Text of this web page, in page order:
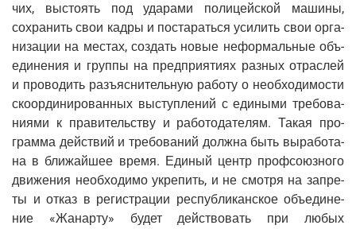
чих, высто­ять под уда­ра­ми поли­цей­ской маши­ны,
сохра­нить свои кад­ры и поста­рать­ся уси­лить свои орга­
ни­за­ции на местах, создать новые нефор­маль­ные объ­
еди­не­ния и груп­пы на пред­при­я­ти­ях раз­ных отрас­лей
и про­во­дить разъ­яс­ни­тель­ную рабо­ту о необ­хо­ди­мо­сти
ско­ор­ди­ни­ро­ван­ных выступ­ле­ний с еди­ны­ми тре­бо­ва­
ни­я­ми к пра­ви­тель­ству и рабо­то­да­те­лям. Такая про­
грам­ма дей­ствий и тре­бо­ва­ний долж­на быть выра­бо­та­
на в бли­жай­шее вре­мя. Еди­ный центр проф­со­юз­но­го
дви­же­ния необ­хо­ди­мо укре­пить, и не смот­ря на запре­
ты и отказ в реги­стра­ции рес­пуб­ли­кан­ское объ­еди­не­
ние «Жанар­ту» будет дей­ство­вать при любых